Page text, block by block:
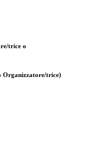
trice o
Organizzatore/trice)